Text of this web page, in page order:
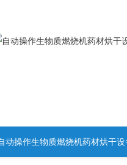
动操作生物质燃烧机药材烘干